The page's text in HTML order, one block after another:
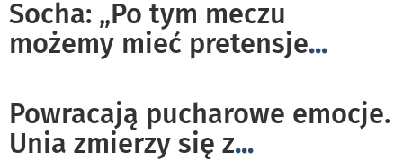
Socha: „Po tym meczu
możemy mieć pretensje...
Powracają pucharowe emocje.
Unia zmierzy się z...